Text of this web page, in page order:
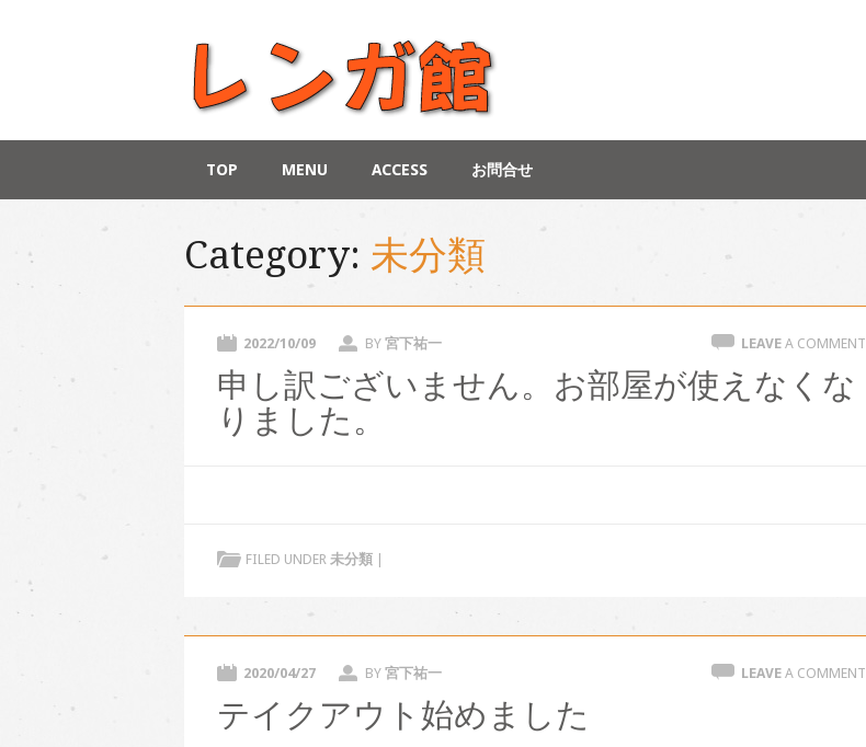
Main menu
content
TOP MENU ACCESS お問合せ
Category: 未分類
2022/10/09 BY 宮下祐一 LEAVE A COMMENT
申し訳ございません。お部屋が使えなくな
りました。
FILED UNDER 未分類
2020/04/27 BY 宮下祐一 LEAVE A COMMENT
テイクアウト始めました